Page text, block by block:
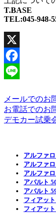
T.BASE
TEL:045-948-
X
Facebook
メールでのお
お電話でのお
デモカー試乗
アルファ
アルファ
アルファ
アバルト
アバルト
フィアッ
フィアッ